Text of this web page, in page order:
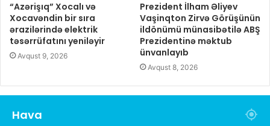
“Azərişıq” Xocalı və
Xocavəndin bir sıra
ərazilərində elektrik
təsərrüfatını yeniləyir
Avqust 9, 2026
Prezident İlham Əliyev
Vaşinqton Zirvə Görüşünün
ildönümü münasibətilə ABŞ
Prezidentinə məktub
ünvanlayıb
Avqust 8, 2026
Hava